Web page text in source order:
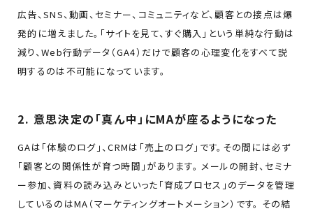
広告、SNS、動画、セミナー、コミュニティなど、顧客との接点は爆
発的に増えました。「サイトを見て、すぐ購入」という単純な行動は
減り、Web行動データ（GA4）だけで顧客の心理変化をすべて説
明するのは不可能になっています。
2. 意思決定の「真ん中」にMAが座るようになった
GAは「体験のログ」、CRMは「売上のログ」です。その間には必ず
「顧客との関係性が育つ時間」があります。 メールの開封、セミナ
ー参加、資料の読み込みといった「育成プロセス」のデータを管理
しているのはMA（マーケティングオートメーション）です。 その結